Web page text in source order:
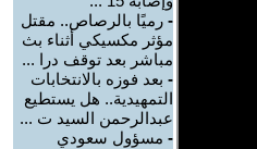
- رميًا بالرصاص.. مقتل
مؤثر مكسيكي أثناء بث
مباشر بعد توقف درا ...
- بعد فوزه بالانتخابات
التمهيدية.. هل يستطيع
عبدالرحمن السيد ت ...
- مسؤول سعودي